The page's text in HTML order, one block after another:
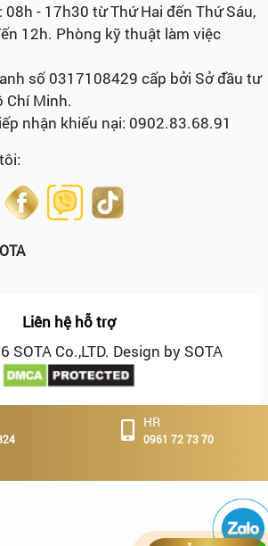
- 17h30 từ Thứ Hai đến Thứ Sáu,
12h. Phòng kỹ thuật làm việc
số 0317108429 cấp bởi Sở đầu tư
Chí Minh.
nhận khiếu nại: 0902.83.68.91
Liên hệ hỗ trợ
SOTA Co.,LTD. Design by SOTA
HR
0961 72 73 70